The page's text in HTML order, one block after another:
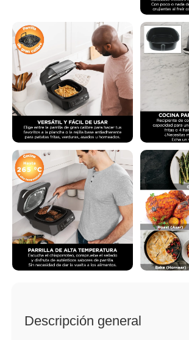
Descripción general